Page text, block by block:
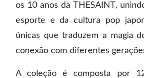
os 10 anos da THESAINT,
esporte e da cultura pop
únicas que traduzem a magia
conexão com diferentes
A coleção é composta por